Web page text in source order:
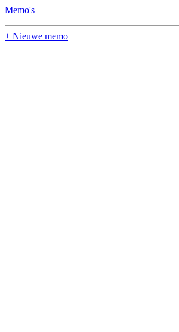
Memo's
+ Nieuwe memo